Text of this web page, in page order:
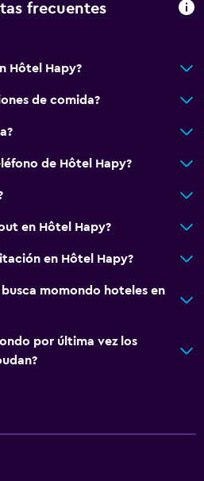
en el alojamiento
frecuentes
Hôtel Hapy?
de comida?
de Hôtel Hapy?
en Hôtel Hapy?
en Hôtel Hapy?
momondo hoteles en
por última vez los